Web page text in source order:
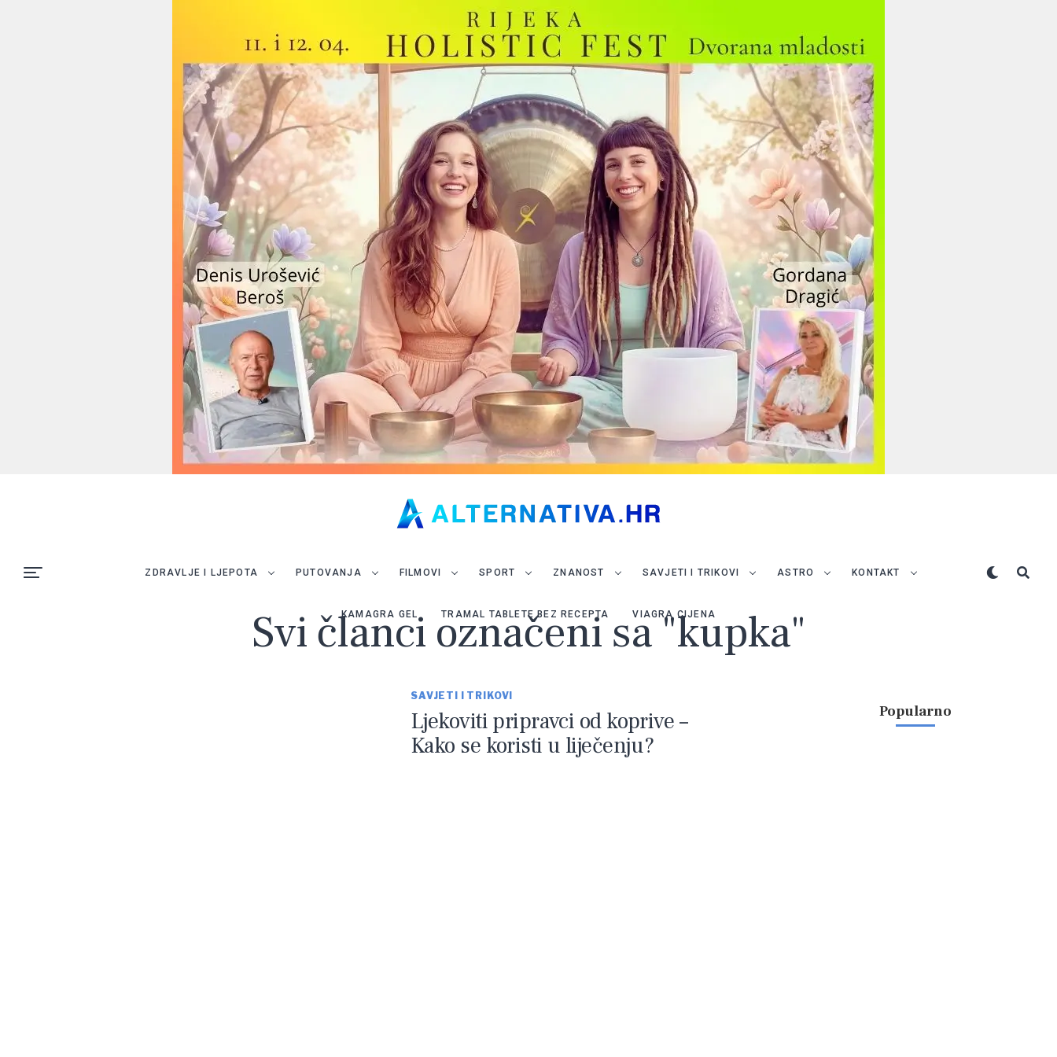
ZDRAVLJE I LJEPOTA PUTOVANJA FILMOVI SPORT ZNANOST SAVJETI I TRIKOVI ASTRO KONTAKT
KAMAGRA GEL TRAMAL TABLETE BEZ RECEPTA VIAGRA CIJENA
Svi članci označeni sa "kupka"
SAVJETI I TRIKOVI
Ljekoviti pripravci od koprive –
Kako se koristi u liječenju?
Popularno